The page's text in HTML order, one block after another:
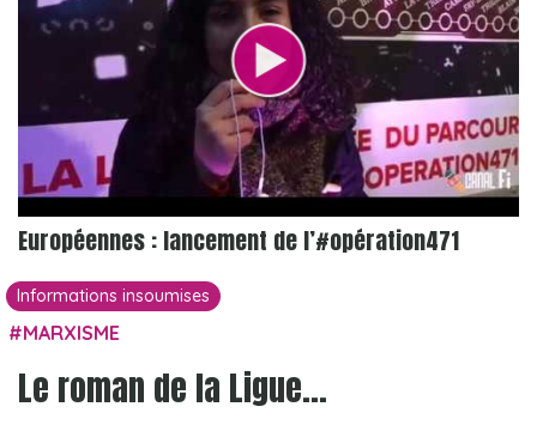
Européennes : lancement de l’#opération471
Informations insoumises
MARXISME
Le roman de la Ligue…